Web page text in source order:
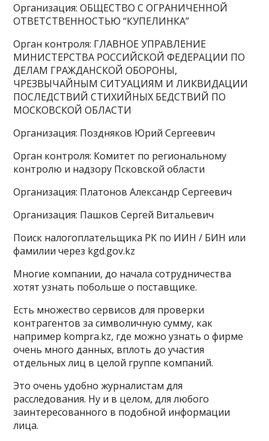
Организация: ОБЩЕСТВО С ОГРАНИЧЕННОЙ
ОТВЕТСТВЕННОСТЬЮ “КУПЕЛИНКА”
Орган контроля: ГЛАВНОЕ УПРАВЛЕНИЕ
МИНИСТЕРСТВА РОССИЙСКОЙ ФЕДЕРАЦИИ ПО
ДЕЛАМ ГРАЖДАНСКОЙ ОБОРОНЫ,
ЧРЕЗВЫЧАЙНЫМ СИТУАЦИЯМ И ЛИКВИДАЦИИ
ПОСЛЕДСТВИЙ СТИХИЙНЫХ БЕДСТВИЙ ПО
МОСКОВСКОЙ ОБЛАСТИ
Организация: Поздняков Юрий Сергеевич
Орган контроля: Комитет по региональному
контролю и надзору Псковской области
Организация: Платонов Александр Сергеевич
Организация: Пашков Сергей Витальевич
Поиск налогоплательщика РК по ИИН / БИН или
фамилии через kgd.gov.kz
Многие компании, до начала сотрудничества
хотят узнать побольше о поставщике.
Есть множество сервисов для проверки
контрагентов за символичную сумму, как
например kompra.kz, где можно узнать о фирме
очень много данных, вплоть до участия
отдельных лиц в целой группе компаний.
Это очень удобно журналистам для
расследования. Ну и в целом, для любого
заинтересованного в подобной информации
лица.